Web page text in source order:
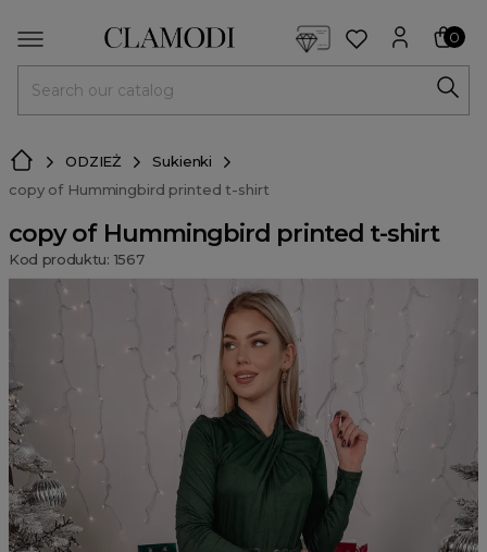
0
ODZIEŻ
Sukienki
copy of Hummingbird printed t-shirt
copy of Hummingbird printed t-shirt
Kod produktu: 1567